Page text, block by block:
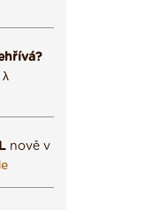
nově v